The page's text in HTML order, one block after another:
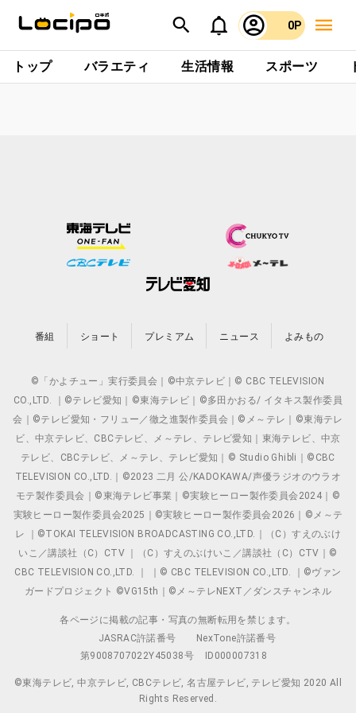
0P
トップ バラエティ 生活情報 スポーツ
番組 ショート プレミアム ニュース よみもの
©「かよチュー」実行委員会｜©中京テレビ｜© CBC TELEVISION
CO.,LTD. ｜©テレビ愛知｜©東海テレビ｜©多田かおる/ イタキス製作委員
会｜©テレビ愛知・フリュー／徹之進製作委員会｜©メ～テレ｜©東海テレ
ビ、中京テレビ、CBCテレビ、メ～テレ、テレビ愛知｜東海テレビ、中京
テレビ、CBCテレビ、メ～テレ、テレビ愛知｜© Studio Ghibli｜©CBC
TELEVISION CO.,LTD.｜©2023 二月 公/KADOKAWA/声優ラジオのウラオ
モテ製作委員会｜©東海テレビ事業｜©実験ヒーロー製作委員会2024｜©
実験ヒーロー製作委員会2025｜©実験ヒーロー製作委員会2026｜©メ～テ
レ ｜©TOKAI TELEVISION BROADCASTING CO.,LTD.｜（C）すえのぶけ
いこ／講談社（C）CTV ｜（C）すえのぶけいこ／講談社（C）CTV｜©
CBC TELEVISION CO.,LTD. ｜ ｜© CBC TELEVISION CO.,LTD. ｜©ヴァン
ガードプロジェクト ©VG15th｜©メ～テレNEXT／ダンスチャンネル
各ページに掲載の記事・写真の無断転用を禁じます。
JASRAC許諾番号
NexTone許諾番号
第9008707022Y45038号
ID000007318
©東海テレビ, 中京テレビ, CBCテレビ, 名古屋テレビ, テレビ愛知 2020 All
Rights Reserved.